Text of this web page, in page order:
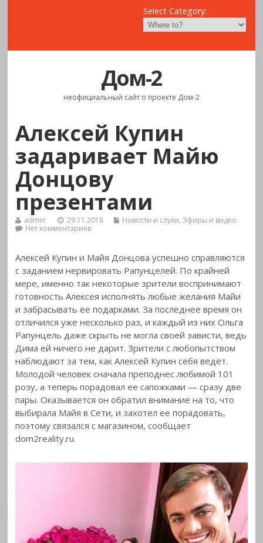
Select Category:
Дом-2
неофициальный сайт о проекте Дом-2
Алексей Купин
задаривает Майю
Донцову
презентами
admin 29.11.2018 Новости и слухи,Эфиры и видео
Нет комментариев
Алексей Купин и Майя Донцова успешно справляются
сзаданием нервировать Рапунцелей. По крайней
мере, именно так некоторые зрители воспринимают
готовность Алексея исполнять любые желания Майи
и забрасывать ее подарками. За последнее время он
отличился уже несколько раз, и каждый из них Ольга
Рапунцель даже скрыть не могла своей зависти, ведь
Дима ей ничего не дарит. Зрители с любопытством
наблюдают за тем, как Алексей Купин себя ведет.
Молодой человек сначала преподнес любимой 101
розу, а теперь порадовал ее сапожками — сразу две
пары. Оказывается он обратил внимание на то, что
выбирала Майя в Сети, и захотел ее порадовать,
поэтому связался с магазином, сообщает
dom2reality.ru.